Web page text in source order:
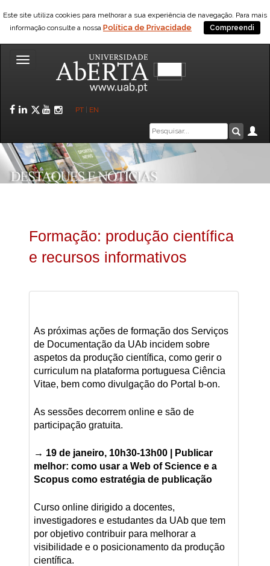
Este site utiliza cookies para melhorar a sua experiência de navegação. Para mais
informação consulte a nossa Política de Privacidade Compreendi
Toggle
Facebook
LinkedIn
Twitter
YouTube
Instagram
PT EN
Caixa
de
pesquisa
Formação: produção científica
e recursos informativos
As próximas ações de formação dos Serviços
de Documentação da UAb incidem sobre
aspetos da produção científica, como gerir o
curriculum na plataforma portuguesa Ciência
Vitae, bem como divulgação do Portal b-on.
As sessões decorrem online e são de
participação gratuita.
→ 19 de janeiro, 10h30-13h00 |
Publicar
melhor: como usar a Web of Science e a
Scopus como estratégia de publicação
Curso online dirigido a docentes,
investigadores e estudantes da UAb que tem
por objetivo contribuir para melhorar a
visibilidade e o posicionamento da produção
científica.